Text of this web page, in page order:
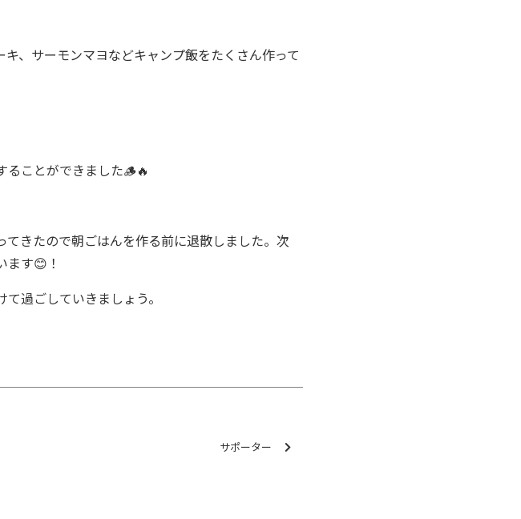
、サーモンマヨなどキャンプ飯をたくさん作って
ることができました🪵🔥
きたので朝ごはんを作る前に退散しました。次
ます😊！
過ごしていきましょう。
サポーター